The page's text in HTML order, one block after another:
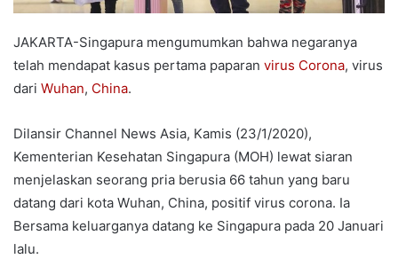
JAKARTA-Singapura mengumumkan bahwa negaranya
telah mendapat kasus pertama paparan virus Corona, virus
dari Wuhan, China.
Dilansir Channel News Asia, Kamis (23/1/2020),
Kementerian Kesehatan Singapura (MOH) lewat siaran
menjelaskan seorang pria berusia 66 tahun yang baru
datang dari kota Wuhan, China, positif virus corona. Ia
Bersama keluarganya datang ke Singapura pada 20 Januari
lalu.